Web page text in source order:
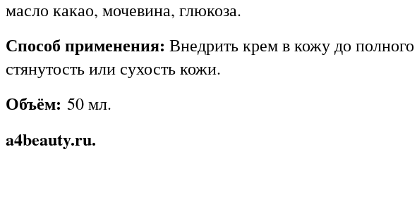
масло какао, мочевина, глюкоза.
Способ применения: Внедрить крем в кожу до
стянутость или сухость кожи.
Объём: 50 мл.
a4beauty.ru.